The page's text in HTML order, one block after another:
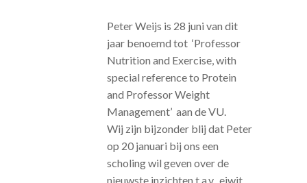
Peter Weijs is 28 juni van dit
jaar benoemd tot ‘Professor
Nutrition and Exercise, with
special reference to Protein
and Professor Weight
Management’ aan de VU.
Wij zijn bijzonder blij dat Peter
op 20 januari bij ons een
scholing wil geven over de
nieuwste inzichten t.a.v. eiwit